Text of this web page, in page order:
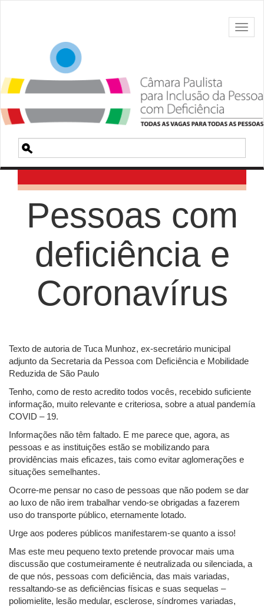
Pesquisa
Pessoas com
deficiência e
Coronavírus
Texto de autoria de Tuca Munhoz, ex-secretário municipal
adjunto da Secretaria da Pessoa com Deficiência e Mobilidade
Reduzida de São Paulo
Tenho, como de resto acredito todos vocês, recebido suficiente
informação, muito relevante e criteriosa, sobre a atual pandemía
COVID – 19.
Informações não têm faltado. E me parece que, agora, as
pessoas e as instituições estão se mobilizando para
providências mais eficazes, tais como evitar aglomerações e
situações semelhantes.
Ocorre-me pensar no caso de pessoas que não podem se dar
ao luxo de não irem trabalhar vendo-se obrigadas a fazerem
uso do transporte público, eternamente lotado.
Urge aos poderes públicos manifestarem-se quanto a isso!
Mas este meu pequeno texto pretende provocar mais uma
discussão que costumeiramente é neutralizada ou silenciada, a
de que nós, pessoas com deficiência, das mais variadas,
ressaltando-se as deficiências físicas e suas sequelas –
poliomielite, lesão medular, esclerose, síndromes variadas,